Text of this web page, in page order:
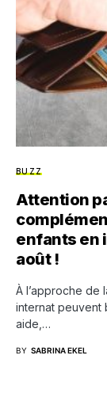
BUZZ
Attention
enfants en
août !
À l’approche de
internat peuvent
aide,…
BY SABRINA EKEL